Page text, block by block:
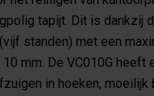
tapijt. Dit is dankzij
standen) met een
mm. De VC010G heeft
in hoeken, moeilijk